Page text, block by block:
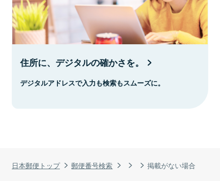
日本郵便トップ 郵便番号検索 掲載がない場合
住所に、デジタルの確かさを。
デジタルアドレスで入力も検索もスムーズに。